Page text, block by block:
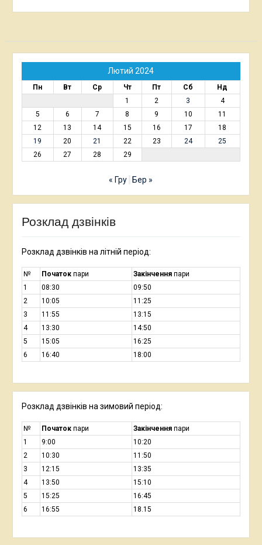
Лютий 2024
Пн Вт Ср Чт Пт Сб
Нд
1
2 3
4
5
6 7 8 9 10
11
12
13 14 15 16 17
18
19
20 21 22 23 24
25
26
27 28 29
« Гру Бер »
Розклад дзвінків
Розклад дзвінків на літній період:
№ Початокпари Закінченняпари
1
08:30
09:50
2
10:05
11:25
3
11:55
13:15
4
13:30
14:50
5
15:05
16:25
6
16:40 18:00
Розклад дзвінків на зимовий період:
№ Початокпари Закінченняпари
1
9:00
10:20
2
10:30
11:50
3
12:15
13:35
4
13:50
15:10
5
15:25
16:45
6
16:55 18.15